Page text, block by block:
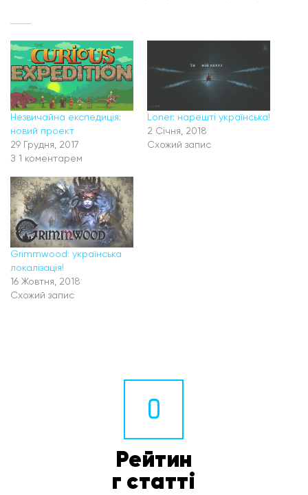
Незвичайна експедиція:
новий проект
29 Грудня, 2017
З 1 коментарем
Loner: нарешті українська!
2 Січня, 2018
Схожий запис
Grimmwood: українська
локалізація!
16 Жовтня, 2018
Схожий запис
0
Рейтин
г статті